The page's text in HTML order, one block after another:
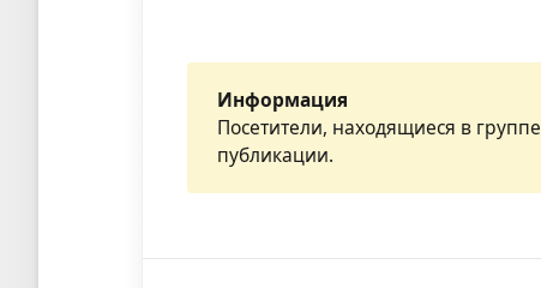
Информация
Посетители, находящиеся в группе
публикации.